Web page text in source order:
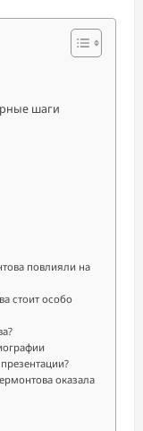
шаги
повлияли на
стоит особо
оказала